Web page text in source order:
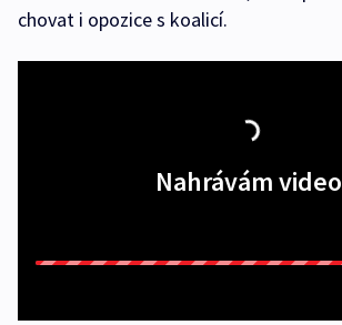
chovat i opozice s koalicí.
Nahrávám video